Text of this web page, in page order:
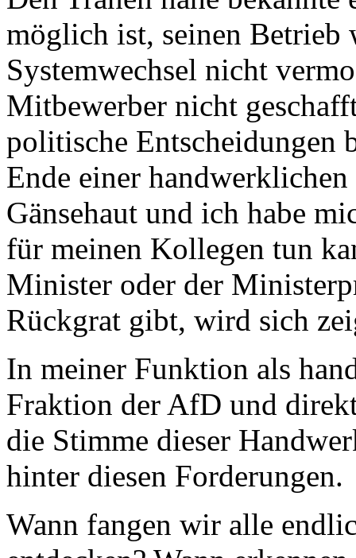
möglich ist, seinen Betrieb
Systemwechsel nicht
Mitbewerber nicht
politische Entscheidungen
Ende einer
Gänsehaut und ich habe
für meinen Kollegen tun
Minister oder der
Rückgrat gibt, wird sich
In meiner Funktion als
Fraktion der AfD und
die Stimme dieser
hinter diesen Forderungen.
Wann fangen wir alle